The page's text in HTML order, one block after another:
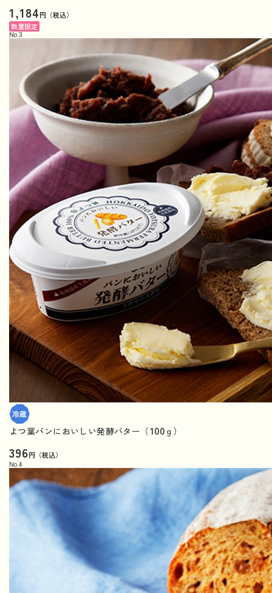
1,184円（税込）
数量限定
No. 3
よつ葉パンにおいしい発酵バター（100ｇ）
396円（税込）
No. 4